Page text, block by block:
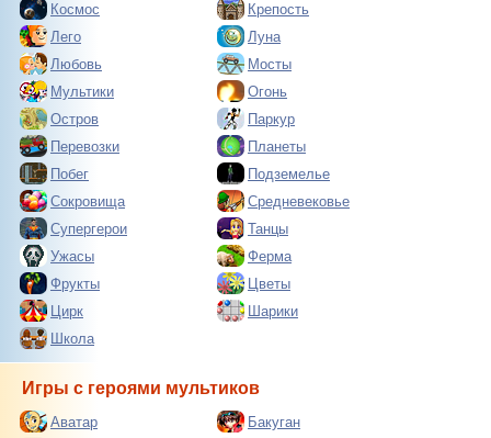
Космос
Крепость
Лего
Луна
Любовь
Мосты
Мультики
Огонь
Остров
Паркур
Перевозки
Планеты
Побег
Подземелье
Сокровища
Средневековье
Супергерои
Танцы
Ужасы
Ферма
Фрукты
Цветы
Цирк
Шарики
Школа
Игры с героями мультиков
Аватар
Бакуган